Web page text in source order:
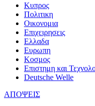
Κυπρος
Πολιτικη
Οικονομια
Επιχειρησεις
Ελλαδα
Ευρωπη
Κοσμος
Επιστημη και
Deutsche Welle
ΑΠΟΨΕΙΣ